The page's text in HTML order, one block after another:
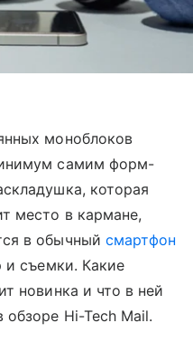
моноблоков
самим форм-
которая
место в кармане,
в обычный смартфон
и съемки. Какие
новинка и что в ней
Hi-Tech Mail.